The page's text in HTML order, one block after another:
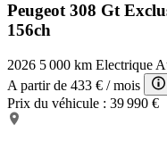
Peugeot 308 Gt
156ch
2026 5 000 km Electrique
A partir de 433 € / mois
Prix du véhicule : 39 990 €